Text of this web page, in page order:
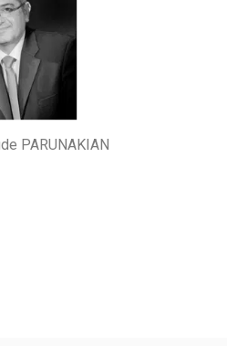
PARUNAKIAN